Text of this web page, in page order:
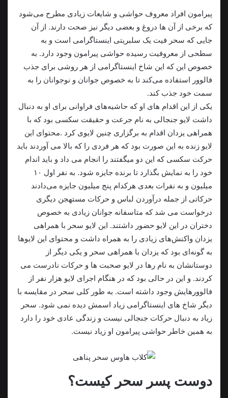
پیرامون افراد معروف حواشی و شایعات زیادی مطرح می‌شود
که برخی از آن ها دروغ و بعضی دیگر نیز صحت دارند. از آن
جایی که سحر فیت یک سلبریتی اینستاگرامی است و به
سطحی از معروفیت رسیده حواشی پیرامون وجود دارد. به
خصوص این که این شاخ اینستاگرامی از هر روشی برای جذب
فالوور استفاده می‌کند تا به خصوص جوانان و نوجوانان را به
سمت خود جذب کند.
یکی از این اقدام های او که حاشیه‌های فراوانی برای او به دنبال
داشت لایو جنجالی به نام جرعت و حقیقت سکسی بود که با
همراهی یزدان اقدام به برگزاری چنین لایوی کرد .محتوای این
لایو زنده به این صورت بود که هر فردی را که بالا می آوردند باید
حرکت سکسی که این دو میگفتند را انجام می داد و باید اندام
خود را به نمایش بگذارد تا برنده جایزه شود. به نفر اول ۱۰
میلیون و به نفرات بعدی هرکدام پنج میلیون جایزه می‌دادند
حرکاتی از جمله درآوردن لباس و حرکات مستهجن دیگری
درخواست می شد که متاسفانه جوانان زیادی به خصوص
دختران در این لایو حضور داشتند. این لایو سحر با همراهی
یزدان واکنش‌های زیادی را به همراه داشت و محتوای این لایوها
به گونه‌ای بود که یزدان با همراهی سحر و یکی دیگر از
دوستانشان به نام رها در لایو صحبت ها و حرکات نادرست می
کردند. و این در حالی بود که در هنگام اجرای لایو هزار نفر از
فالوورهایش وجود داشته است. به طور کلی سحر در مقایسه با
دیگر شاخ های اینستاگرامی زیاد اسمش دیده نمی شود. سحر
زیاد به دنبال حرکات جنجالی نیست و زندگی عادی خود را دارد
به همین خاطر حواشی پیرامون او زیاد نیست.
دوست پسر سحر کیست؟